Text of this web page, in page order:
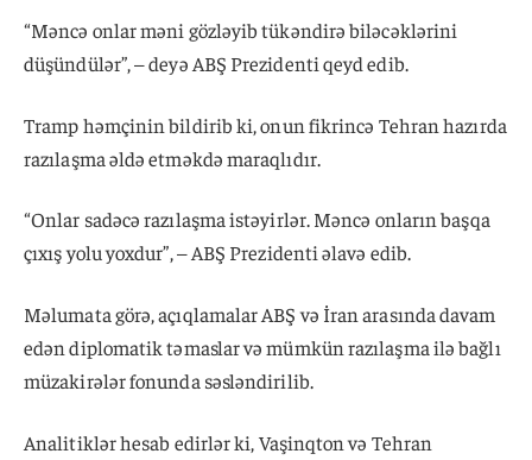
“Məncə onlar məni gözləyib tükəndirə biləcəklərini
düşündülər”, – deyə ABŞ Prezidenti qeyd edib.
Tramp həmçinin bildirib ki, onun fikrincə Tehran hazırda
razılaşma əldə etməkdə maraqlıdır.
“Onlar sadəcə razılaşma istəyirlər. Məncə onların başqa
çıxış yolu yoxdur”, – ABŞ Prezidenti əlavə edib.
Məlumata görə, açıqlamalar ABŞ və İran arasında davam
edən diplomatik təmaslar və mümkün razılaşma ilə bağlı
müzakirələr fonunda səsləndirilib.
Analitiklər hesab edirlər ki, Vaşinqton və Tehran